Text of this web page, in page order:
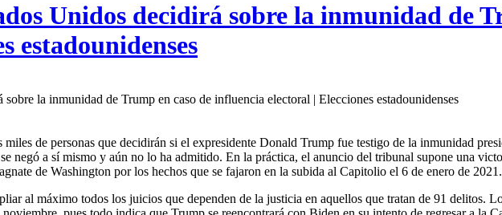
Unidos decidirá sobre la inmunidad de
estadounidenses
negó a sí mismo y aún no lo ha admitido. En la práctica, el anuncio del tribunal supone una
de Washington por los hechos que se fajaron en la subida al Capitolio el 6 de enero de 2021.
al máximo todos los juicios que dependen de la justicia en aquellos que tratan de 91 delitos.